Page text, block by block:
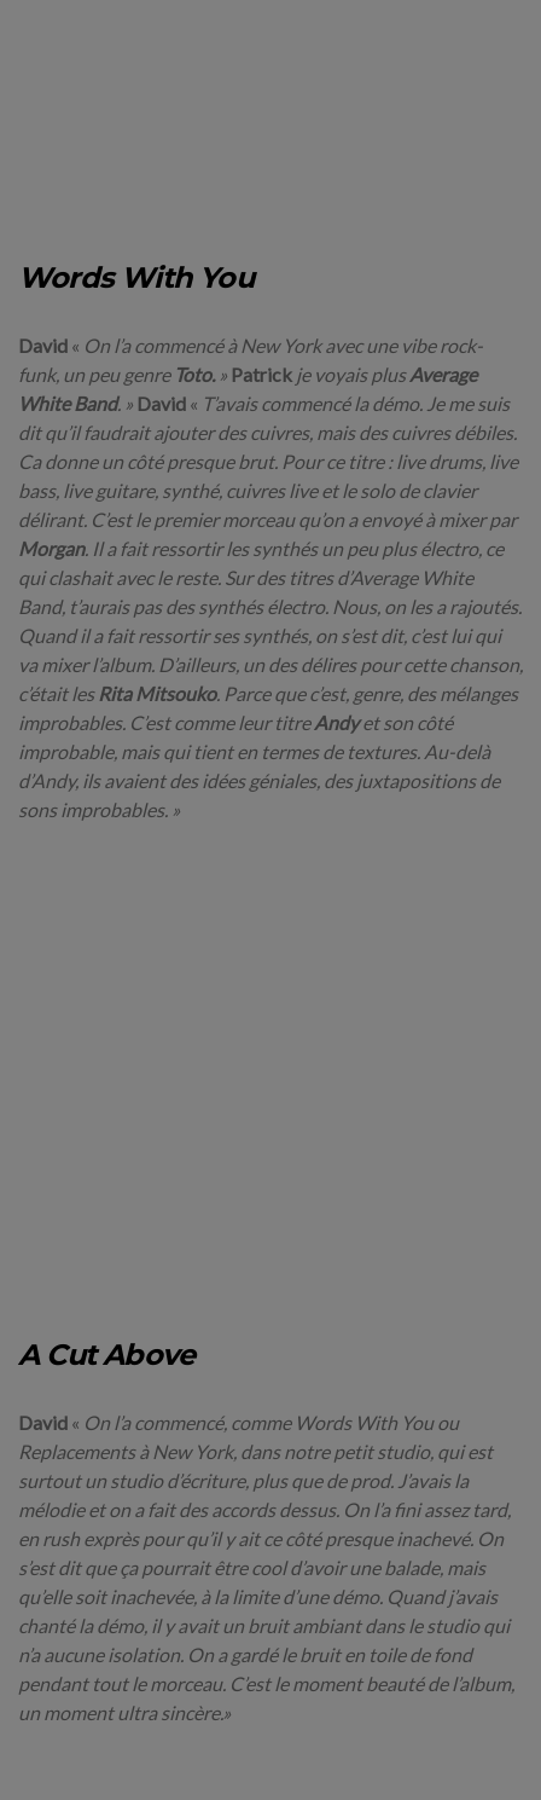
Words With You
David « On l’a commencé à New York avec une vibe rock-
funk, un peu genre Toto.» Patrick je voyais plusAverage
White Band. » David « T’avais commencé la démo. Je me suis
dit qu’il faudrait ajouter des cuivres, mais des cuivres débiles.
Ca donne un côté presque brut. Pour ce titre : live drums, live
bass, live guitare, synthé, cuivres live et le solo de clavier
délirant. C’est le premier morceau qu’on a envoyé à mixer par
Morgan. Il a fait ressortir les synthés un peu plus électro, ce
qui clashait avec le reste. Sur des titres d’Average White
Band, t’aurais pas des synthés électro. Nous, on les a rajoutés.
Quand il a fait ressortir ses synthés, on s’est dit, c’est lui qui
va mixer l’album. D’ailleurs, un des délires pour cette chanson,
c’était les Rita Mitsouko. Parce que c’est, genre, des mélanges
improbables. C’est comme leur titreAndyet son côté
improbable, mais qui tient en termes de textures. Au-delà
d’Andy, ils avaient des idées géniales, des juxtapositions de
sons improbables. »
A Cut Above
David « On l’a commencé, comme Words With You ou
Replacements à New York, dans notre petit studio, qui est
surtout un studio d’écriture, plus que de prod. J’avais la
mélodie et on a fait des accords dessus. On l’a fini assez tard,
en rush exprès pour qu’il y ait ce côté presque inachevé. On
s’est dit que ça pourrait être cool d’avoir une balade, mais
qu’elle soit inachevée, à la limite d’une démo. Quand j’avais
chanté la démo, il y avait un bruit ambiant dans le studio qui
n’a aucune isolation. On a gardé le bruit en toile de fond
pendant tout le morceau. C’est le moment beauté de l’album,
un moment ultra sincère.»